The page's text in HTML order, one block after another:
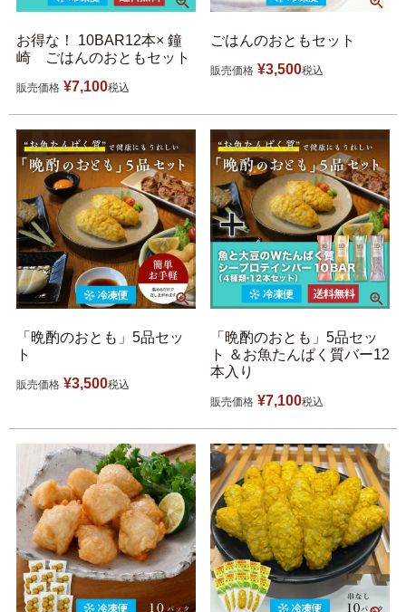
特選詰合せ はじめてセット
かねささ
味ささ 旨揚げ
伊達揚げ とうもろこし黄金比揚げ
季節のかねささ たけの
こ
季節のかねささ（まいた
け）
季節のかねささ（せり）
シープロテイン
10BAR(テンバー)
牛たん かねざき 牛たん メンチ
はらこ飯物語 鐘崎屋の天然だし
まるでお好み焼き 手提げ袋
お得な！ 10BAR12本× 鐘
崎 ごはんのおともセット
販売価格 ¥7,100税込
ごはんのおともセット
販売価格 ¥3,500税込
「晩酌のおとも」5品セッ
ト
販売価格 ¥3,500税込
「晩酌のおとも」5品セッ
ト ＆お魚たんぱく質バー12
本入り
販売価格 ¥7,100税込